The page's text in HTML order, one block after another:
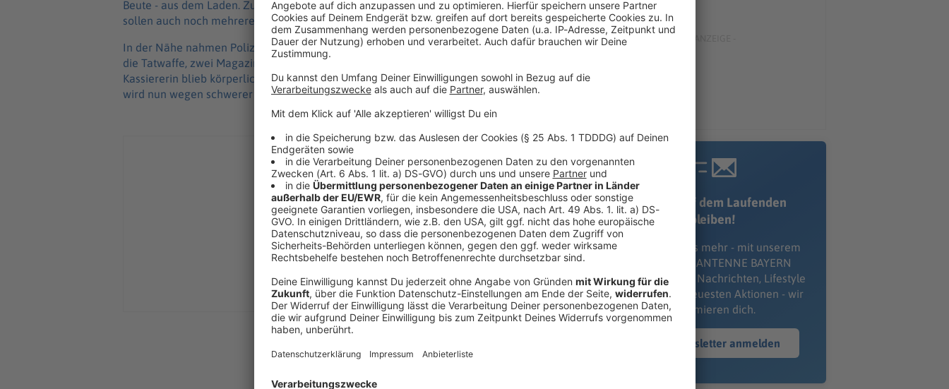
Beute - aus dem Laden. Zum Zeitpunkt des Überfalls, am Mittwoch kurz vor Ladenschluss,
sollen auch noch mehrere Kunden in dem Supermarkt gewesen sein.
In der Nähe nahmen Polizisten den Mann fest. Die Beamten fanden bei dem Verdächtigen
die Tatwaffe, zwei Magazine gefüllt mit Schreckschussmunition und die Beute. Die
Kassiererin blieb körperlich unverletzt, stand aber unter Schock. Gegen den 22-Jährigen
wird nun wegen schwerer räuberischer Erpressung ermittelt.
Immer auf dem Laufenden
bleiben!
Verpass' nichts mehr - mit unserem
kostenlosen ANTENNE BAYERN
Newsletter. Ob Nachrichten, Lifestyle
oder unsere neuesten Aktionen - wir
informieren dich.
Zum Newsletter anmelden